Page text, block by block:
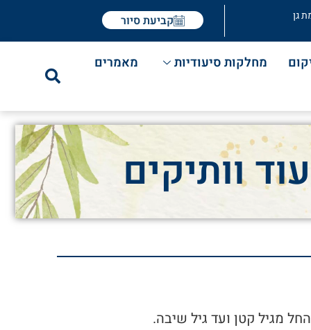
גן קביעת סיור
מחלקות סיעודיות מאמרים
וותיקים
מגיל קטן ועד גיל שיבה.